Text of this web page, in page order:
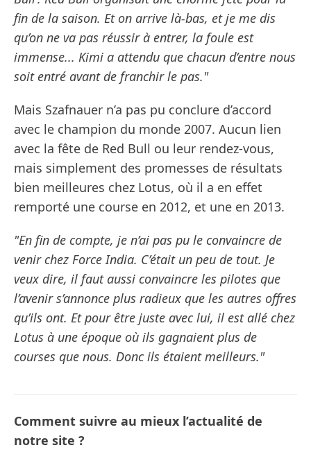
fin de la saison. Et on arrive là-bas, et je me dis
qu’on ne va pas réussir à entrer, la foule est
immense... Kimi a attendu que chacun d’entre nous
soit entré avant de franchir le pas."
Mais Szafnauer n’a pas pu conclure d’accord
avec le champion du monde 2007. Aucun lien
avec la fête de Red Bull ou leur rendez-vous,
mais simplement des promesses de résultats
bien meilleures chez Lotus, où il a en effet
remporté une course en 2012, et une en 2013.
"En fin de compte, je n’ai pas pu le convaincre de
venir chez Force India. C’était un peu de tout. Je
veux dire, il faut aussi convaincre les pilotes que
l’avenir s’annonce plus radieux que les autres offres
qu’ils ont. Et pour être juste avec lui, il est allé chez
Lotus à une époque où ils gagnaient plus de
courses que nous. Donc ils étaient meilleurs."
Comment suivre au mieux l’actualité de
notre site ?